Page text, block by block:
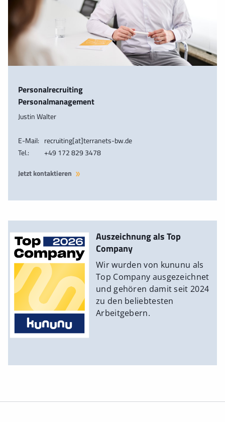
Personalrecruiting
Personalmanagement
Justin Walter
E-Mail: recruiting[at]terranets-bw.de
Tel.:
+49 172 829 3478
Jetzt kontaktieren
Auszeichnung als Top
Company
Wir wurden von kununu als
Top Company ausgezeichnet
und gehören damit seit 2024
zu den beliebtesten
Arbeitgebern.